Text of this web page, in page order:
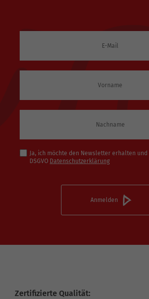
Ja, ich möchte den Newsletter erhalten
DSGVO Datenschutzerklärung
Zertifizierte Qualität: